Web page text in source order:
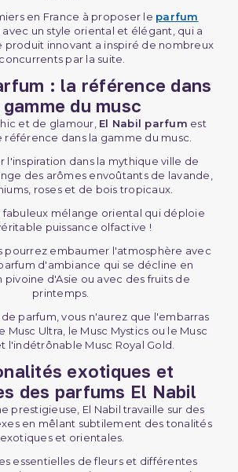
en France à proposer le parfum
avec un style oriental et élégant, qui a
produit innovant a inspiré de nombreux
concurrents par la suite.
: la référence dans
du musc
et de glamour, El Nabil parfum est
référence dans la gamme du musc.
l'inspiration dans la mythique ville de
des arômes envoûtants de lavande,
roses et de bois tropicaux.
fabuleux mélange oriental qui déploie
puissance olfactive !
pourrez embaumer l'atmosphère avec
d'ambiance qui se décline en
pivoine d'Asie ou avec des fruits de
printemps.
parfum, vous n'aurez que l'embarras
Musc Ultra, le Musc Mystics ou le Musc
l'indétrônable Musc Royal Gold.
exotiques et
des parfums El Nabil
prestigieuse, El Nabil travaille sur des
en mêlant subtilement des tonalités
exotiques et orientales.
essentielles de fleurs et différentes